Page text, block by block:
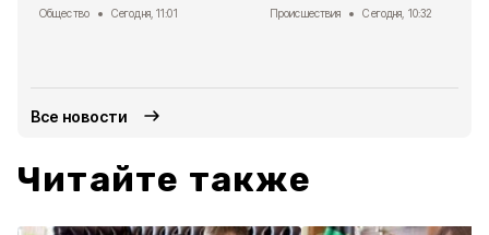
Общество Сегодня, 11:01 Происшествия Сегодня, 10:32
Все новости
Читайте также